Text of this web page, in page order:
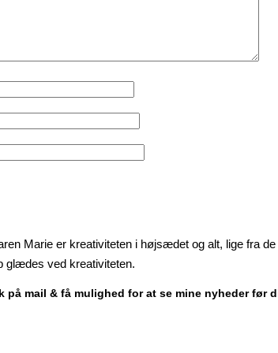
Marie er kreativiteten i højsædet og alt, lige fra
glædes ved kreativiteten.
på mail & få mulighed for at se mine nyheder før